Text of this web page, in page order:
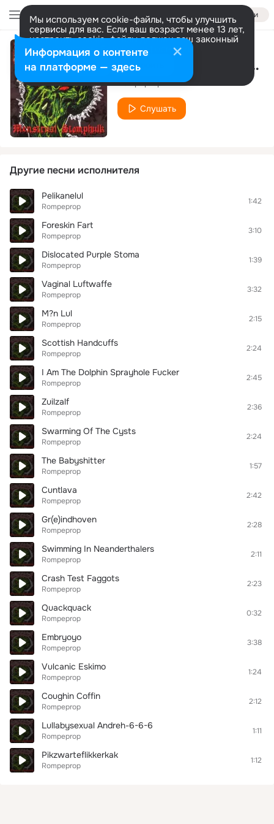
Войти
Мы используем cookie-файлы, чтобы улучшить
сервисы для вас. Если ваш возраст менее 13 лет,
настроить cookie-файлы должен ваш законный
представитель. Больше информации
Разрешить все Настроить K'nijnen Met Un V-Hals
Rompeprop
Слушать
Другие песни исполнителя
Pelikanelul
Rompeprop
1:42
Foreskin Fart
Rompeprop
3:10
Dislocated Purple Stoma
Rompeprop
1:39
Vaginal Luftwaffe
Rompeprop
3:32
M?n Lul
Rompeprop
2:15
Scottish Handcuffs
Rompeprop
2:24
I Am The Dolphin Sprayhole Fucker
Rompeprop
2:45
Zuilzalf
Rompeprop
2:36
Swarming Of The Cysts
Rompeprop
2:24
The Babyshitter
Rompeprop
1:57
Cuntlava
Rompeprop
2:42
Gr(e)indhoven
Rompeprop
2:28
Swimming In Neanderthalers
Rompeprop
2:11
Crash Test Faggots
Rompeprop
2:23
Quackquack
Rompeprop
0:32
Embryoyo
Rompeprop
3:38
Vulcanic Eskimo
Rompeprop
1:24
Coughin Coffin
Rompeprop
2:12
Lullabysexual Andreh-6-6-6
Rompeprop
1:11
Pikzwarteflikkerkak
Rompeprop
1:12
Информация о контенте
на платформе — здесь